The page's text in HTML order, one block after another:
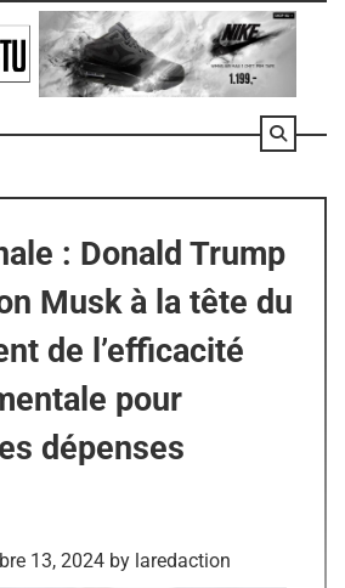
: Donald Trump
Musk à la tête du
de l’efficacité
pour
dépenses
13, 2024 by laredaction